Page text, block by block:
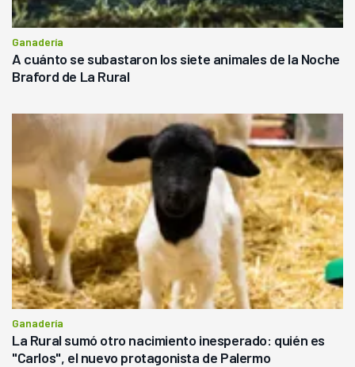
Ganadería
A cuánto se subastaron los siete animales de la Noche
Braford de La Rural
Ganadería
La Rural sumó otro nacimiento inesperado: quién es
"Carlos", el nuevo protagonista de Palermo